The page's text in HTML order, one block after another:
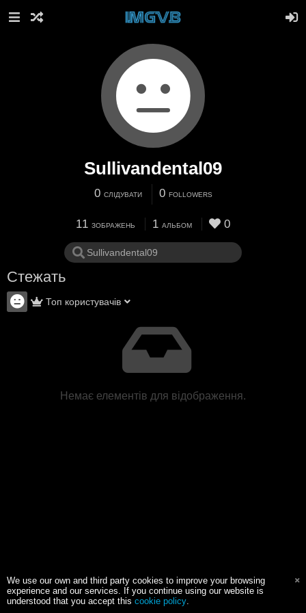
Sullivandental09
0 СЛІДУВАТИ 0 FOLLOWERS
11 ЗОБРАЖЕНЬ 1 АЛЬБОМ 0
Стежать
Топ користувачів
Немає елементів для відображення.
We use our own and third party cookies to improve your browsing
experience and our services. If you continue using our website is
understood that you accept this cookie policy.